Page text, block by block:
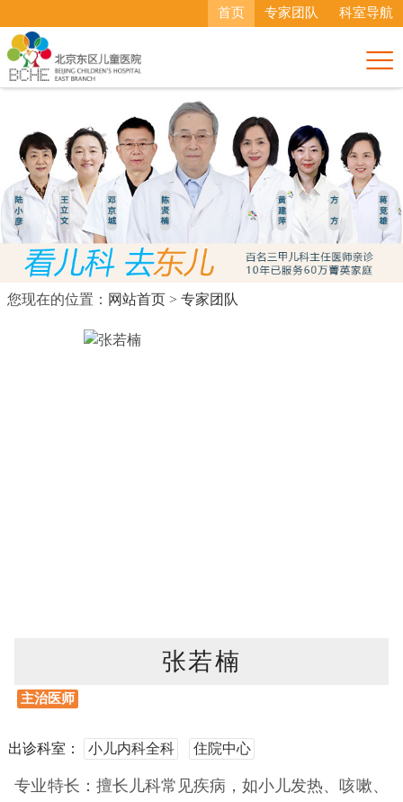
科室导航
专家团队
首页

您现在的位置： 网站首页 >专家团队
张若楠
主治医师
出诊科室： 小儿内科全科 住院中心
专业特长：擅长儿科常见疾病，如小儿发热、咳嗽、